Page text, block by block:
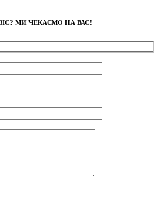
МИ ЧЕКАЄМО НА ВАС!